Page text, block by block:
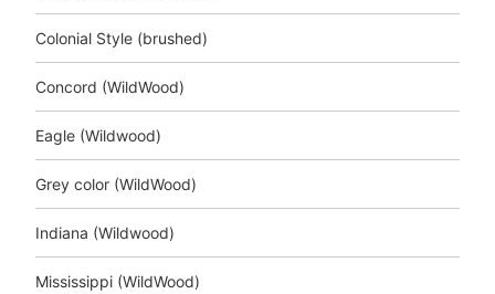
Colonial Style (brushed)
Concord (WildWood)
Eagle (Wildwood)
Grey color (WildWood)
Indiana (Wildwood)
Mississippi (WildWood)